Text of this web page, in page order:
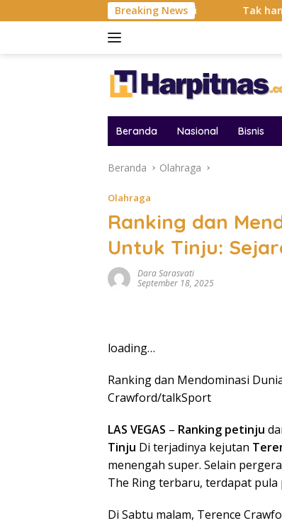
ke
Breaking NewsTak hanya Kuat dan
Beranda Nasional Bisnis
Beranda Olahraga
Olahraga
Ranking dan
Untuk Tinju:
Dara Sarasvati
September 18, 2025
loading…
Ranking dan Mendominasi
Crawford/talkSport
LAS VEGAS – Ranking petinju
Tinju Di terjadinya kejutan
menengah super. Selain
The Ring terbaru, terdapat
Di Sabtu malam, Terence